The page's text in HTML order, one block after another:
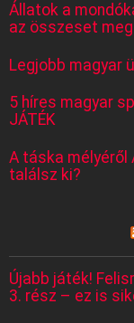
Állatok a
az összeset
Legjobb magyar
5 híres magyar
JÁTÉK
A táska mélyéről
találsz ki?
Újabb játék!
3. rész – ez is